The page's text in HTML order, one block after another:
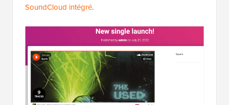
SoundCloud intégré.